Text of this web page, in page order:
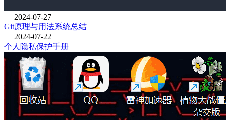
2024-07-27
Git原理与用法系统总结
2024-07-22
个人隐私保护手册